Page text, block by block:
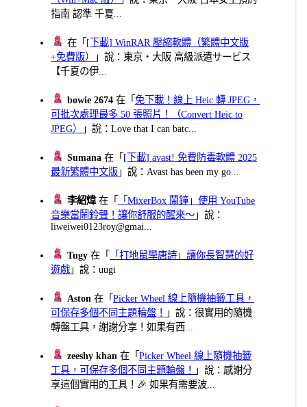
指南 認準 千夏...
在「 [下載] WinRAR 壓縮軟體（繁體中文版
+免費版）
」說：東京・大阪 高級派遣サービス
【千夏の伊...
bowie 2674 在「免下載！線上 Heic 轉 JPEG，
可批次處理最多 50 張照片！（Convert Heic to
JPEG）
」說：Love that I can batc...
Sumana 在「 [下載] avast! 免費防毒軟體 2025
最新繁體中文版 」說：Avast has been my go...
李紹煒在「
「MixerBox 鬧鐘」使用 YouTube
音樂當鬧鈴聲！讓你舒服的醒來～ 」說：
liweiwei0123roy@gmai...
Tugy 在「
「打地鼠學唐詩」讓你長智慧的好
遊戲 」說：uugi
Aston 在「Picker Wheel 線上隨機抽籤工具，
可保存多個不同主題輪盤！
」說：很實用的隨機
轉盤工具，謝謝分享！如果有西...
zeeshy khan 在「Picker Wheel 線上隨機抽籤
工具，可保存多個不同主題輪盤！
」說：感謝分
享這個實用的工具！🎉 如果有需要波...